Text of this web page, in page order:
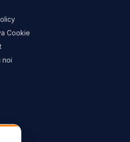
Cookie
noi